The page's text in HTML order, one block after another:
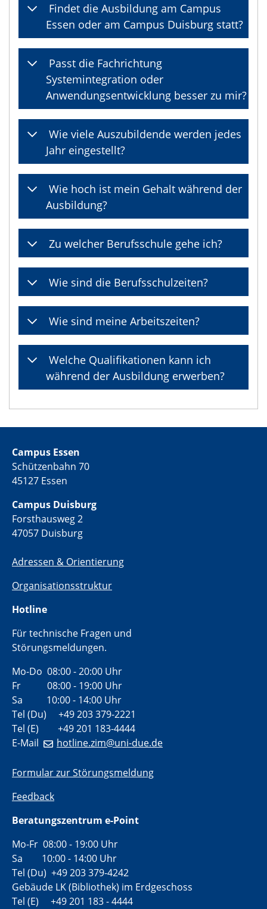
Findet die Ausbildung am Campus
Essen oder am Campus Duisburg statt?
Passt die Fachrichtung
Systemintegration oder
Anwendungsentwicklung besser zu mir?
Wie viele Auszubildende werden jedes
Jahr eingestellt?
Wie hoch ist mein Gehalt während der
Ausbildung?
Zu welcher Berufsschule gehe ich?
Wie sind die Berufsschulzeiten?
Wie sind meine Arbeitszeiten?
Welche Qualifikationen kann ich
während der Ausbildung erwerben?
Campus Essen
Schützenbahn 70
45127 Essen
Campus Duisburg
Forsthausweg 2
47057 Duisburg
Adressen & Orientierung
Organisationsstruktur
Hotline
Für technische Fragen und
Störungsmeldungen.
Mo-Do 08:00 - 20:00 Uhr
Fr 08:00 - 19:00 Uhr
Sa 10:00 - 14:00 Uhr
Tel (Du) +49 203 379-2221
Tel (E) +49 201 183-4444
E-Mail
hotline.zim@uni-due.de
Formular zur Störungsmeldung
Feedback
Beratungszentrum e-Point
Mo-Fr 08:00 - 19:00 Uhr
Sa 10:00 - 14:00 Uhr
Tel (Du) +49 203 379-4242
Gebäude LK (Bibliothek) im Erdgeschoss
Tel (E) +49 201 183 - 4444